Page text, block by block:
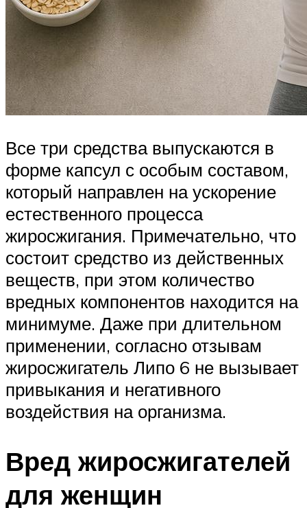
Все три средства выпускаются в
форме капсул с особым составом,
который направлен на ускорение
естественного процесса
жиросжигания. Примечательно, что
состоит средство из действенных
веществ, при этом количество
вредных компонентов находится на
минимуме. Даже при длительном
применении, согласно отзывам
жиросжигатель Липо 6 не вызывает
привыкания и негативного
воздействия на организма.
Вред жиросжигателей
для женщин